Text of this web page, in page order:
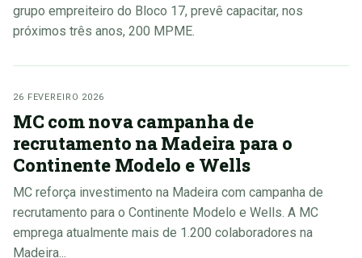
grupo empreiteiro do Bloco 17, prevê capacitar, nos
próximos três anos, 200 MPME.
26 FEVEREIRO 2026
MC com nova campanha de
recrutamento na Madeira para o
Continente Modelo e Wells
MC reforça investimento na Madeira com campanha de
recrutamento para o Continente Modelo e Wells. A MC
emprega atualmente mais de 1.200 colaboradores na
Madeira...